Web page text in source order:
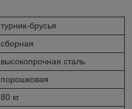
турник-брусья
сборная
высокопрочная сталь
порошковая
80 кг